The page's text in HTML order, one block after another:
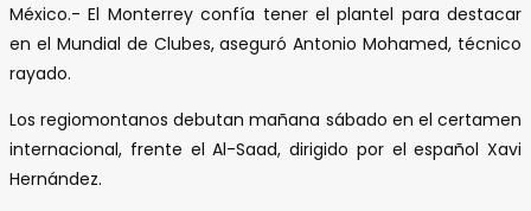
México.- El Monterrey confía tener el plantel para destacar
en el Mundial de Clubes, aseguró Antonio Mohamed, técnico
rayado.
Los regiomontanos debutan mañana sábado en el certamen
internacional, frente el Al-Saad, dirigido por el español Xavi
Hernández.